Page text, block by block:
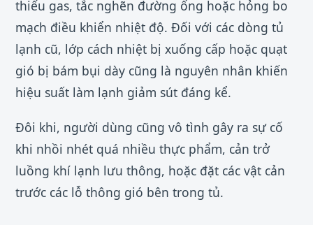
thiếu gas, tắc nghẽn đường ống hoặc hỏng bo
mạch điều khiển nhiệt độ. Đối với các dòng tủ
lạnh cũ, lớp cách nhiệt bị xuống cấp hoặc quạt
gió bị bám bụi dày cũng là nguyên nhân khiến
hiệu suất làm lạnh giảm sút đáng kể.
Đôi khi, người dùng cũng vô tình gây ra sự cố
khi nhồi nhét quá nhiều thực phẩm, cản trở
luồng khí lạnh lưu thông, hoặc đặt các vật cản
trước các lỗ thông gió bên trong tủ.